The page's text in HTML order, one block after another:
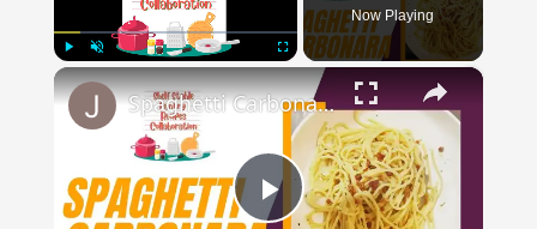
Fullscreen
Now Playing
×
Spaghetti Carbonara // Shelf Stable Pantry Recipe Collab // Jeni Gough